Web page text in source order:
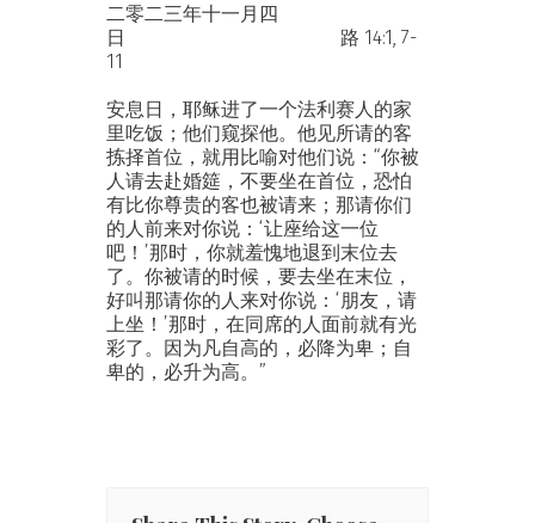
二零二三年十一月四
日 路 14:1, 7-
11
安息日，耶稣进了一个法利赛人的家
里吃饭；他们窥探他。他见所请的客
拣择首位，就用比喻对他们说：“你被
人请去赴婚筵，不要坐在首位，恐怕
有比你尊贵的客也被请来；那请你们
的人前来对你说：‘让座给这一位
吧！’那时，你就羞愧地退到末位去
了。你被请的时候，要去坐在末位，
好叫那请你的人来对你说：‘朋友，请
上坐！’那时，在同席的人面前就有光
彩了。因为凡自高的，必降为卑；自
卑的，必升为高。”